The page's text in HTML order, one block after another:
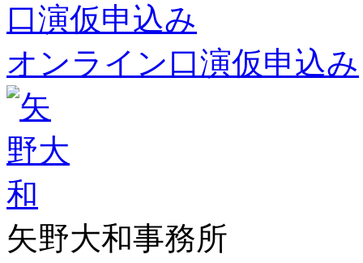
口演仮申込み
オンライン口演仮申込み
矢野大和事務所